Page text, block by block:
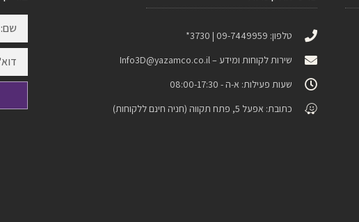
טלפון: 09-7449959 | 3730*
שירות לקוחות ומידע –Info3D@yazamco.co.il
שעות פעילות: א-ה - 08:00-17:30
כתובת: אפעל 5, פתח תקווה (חניה חינם ללקוחות)